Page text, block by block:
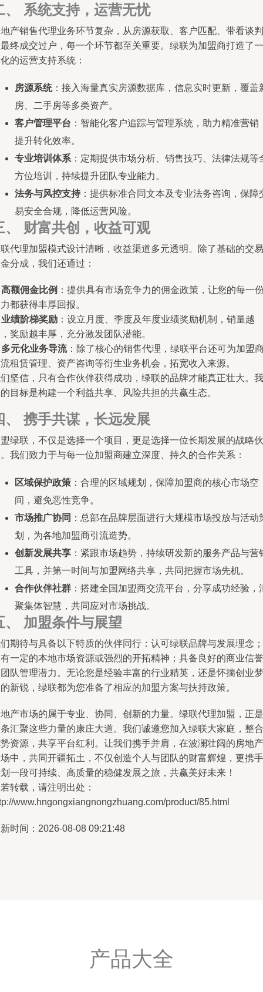
、 系统支持，运营无忧
产销售代理业务环节复杂，从房源获取、客户匹配、带看谈判
终成交过户，每一个环节都至关重要。绿联为加盟商打造了一
的运营支持系统：
房源系统：接入海量真实房源数据库，信息实时更新，覆盖
房、二手房等多类资产。
客户管理平台 ：智能化客户追踪与管理系统，助力精准营销
提升转化效率。
专业培训体系 ：定期提供市场分析、销售技巧、法律法规等
方位培训，持续提升团队专业能力。
法务与风控支持 ：提供标准合同文本及专业法务咨询，保障
易安全合规，降低运营风险。
、 财富共创，收益可观
代理加盟模式设计清晰，收益渠道多元透明。除了基础的交易
分成，我们还通过：
高额佣金比例 ：提供具有市场竞争力的佣金政策，让您的每一
都获得丰厚回报。
业绩阶梯奖励 ：设立月度、季度及年度业绩奖励机制，销量越
奖励越丰厚，充分激发团队潜能。
多元化业务导流：除了核心的销售代理，绿联平台还可为加盟
租赁管理、资产咨询等衍生业务机会，拓宽收入来源。
坚信，只有合作伙伴获得成功，绿联的品牌才能真正壮大。我
目标是构建一个利益共享、风险共担的共赢生态。
、 携手共谋，长远发展
绿联，不仅是选择一个项目，更是选择一位长期发展的战略伙
我们致力于与每一位加盟商建立深度、持久的合作关系：
区域保护政策 ：合理的区域规划，保障加盟商的核心市场空
间，避免恶性竞争。
市场推广协同 ：总部在品牌层面进行大规模市场投放与活动
划，为各地加盟商引流造势。
创新发展共享 ：紧跟市场趋势，持续研发新的服务产品与营
工具，并第一时间与加盟网络共享，共同把握市场先机。
合作伙伴社群 ：搭建全国加盟商交流平台，分享成功经验，
聚集体智慧，共同应对市场挑战。
、 加盟条件与展望
期待与具备以下特质的伙伴同行：认可绿联品牌与发展理念；
一定的本地市场资源或强烈的开拓精神；具备良好的商业信誉
队管理潜力。无论您是经验丰富的行业精英，还是怀揣创业梦
新锐，绿联都为您准备了相应的加盟方案与扶持政策。
产市场的属于专业、协同、创新的力量。绿联代理加盟，正是
汇聚这些力量的康庄大道。我们诚邀您加入绿联大家庭，整合
资源，共享平台红利。让我们携手并肩，在波澜壮阔的房地产
中，共同开疆拓土，不仅创造个人与团队的财富辉煌，更携手
一段可持续、高质量的稳健发展之旅，共赢美好未来！
转载，请注明出处：
www.hngongxiangnongzhuang.com/product/85.html
时间：2026-08-08 09:21:48
产品大全